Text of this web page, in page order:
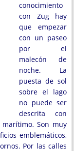
conocimiento
con Zug hay
que empezar
con un paseo
por el
malecón de
noche. La
puesta de sol
sobre el lago
no puede ser
descrita con
Son muy
emblemáticos,
Por las calles